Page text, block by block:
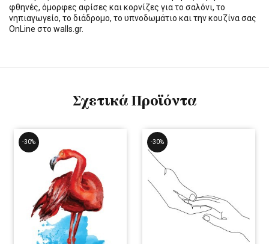
φθηνές, όμορφες αφίσες και κορνίζες για το σαλόνι, το
νηπιαγωγείο, το διάδρομο, το υπνοδωμάτιο και την κουζίνα σας
OnLine στο walls.gr.
Σχετικά Προϊόντα
-30% -30%